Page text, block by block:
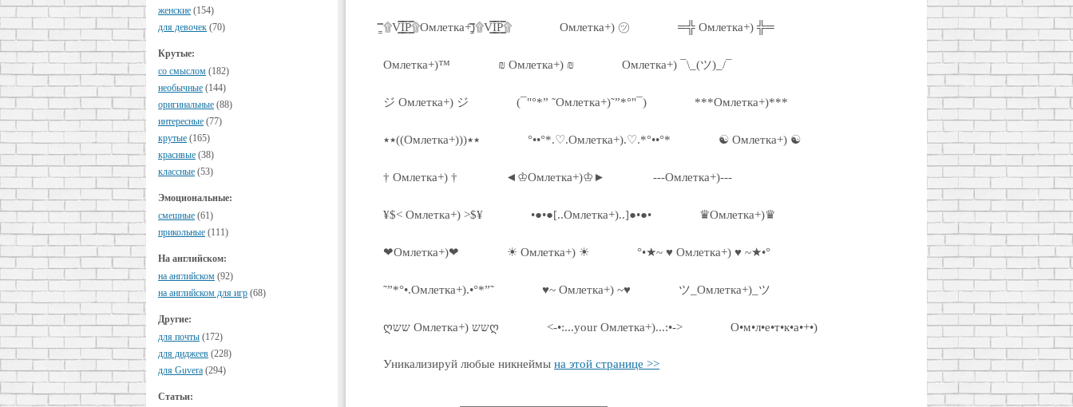
женские (154)
для девочек (70)
Крутые:
cо смыслом (182)
необычные (144)
оригинальные (88)
интересные (77)
крутые (165)
красивые (38)
классные (53)
Эмоциональные:
смешные (61)
прикольные (111)
На английском:
на английском (92)
на английском для игр (68)
Другие:
для почты (172)
для диджеев (228)
для Guvera (294)
Статьи:
۩͇̿V͇̿I͇̿P͇̿۩Омлетка+)۩͇̿V͇̿I͇̿P͇̿۩ Омлетка+) ㋡ ═╬ Омлетка+) ╬═
Омлетка+)™ ₪ Омлетка+) ₪ Омлетка+) ¯\_(ツ)_/¯
ジ Омлетка+) ジ (¯"°*” ˜Омлетка+)˜”*°"¯) ***Омлетка+)***
٭٭((Омлетка+)))٭٭ °••°*.♡.Омлетка+).♡.*°••°* ☯ Омлетка+) ☯
† Омлетка+) † ◄♔Омлетка+)♔► ---Омлетка+)---
¥$< Омлетка+) >$¥ •●•●[..Омлетка+)..]●•●• ♛Омлетка+)♛
❤Омлетка+)❤ ☀ Омлетка+) ☀ °•★~ ♥ Омлетка+) ♥ ~★•°
˜”*°•.Омлетка+).•°*”˜ ♥~ Омлетка+) ~♥ ツ_Омлетка+)_ツ
ღשש Омлетка+) ששღ <-•:...your Омлетка+)...:•-> О•м•л•е•т•к•а•+•)
Уникализируй любые никнеймы на этой странице >>